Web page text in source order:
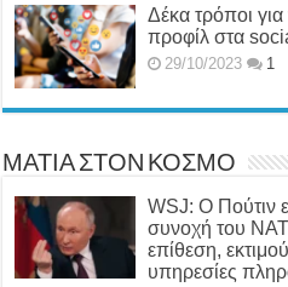
Δέκα τρόποι
προφίλ στα
29/10/2023 1
ΜΑΤΙΑ ΣΤΟΝ ΚΟΣΜΟ
WSJ: Ο Πούτιν
συνοχή του
επίθεση,
υπηρεσίες